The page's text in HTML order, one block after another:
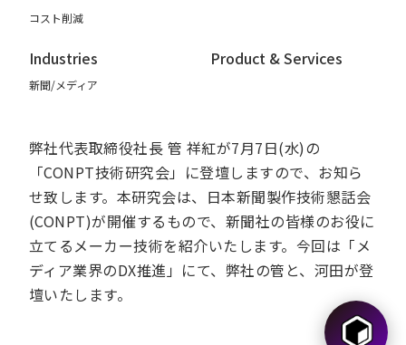
コスト削減
Industries
新聞/メディア
Product & Services
弊社代表取締役社長 管 祥紅が7月7日(水)の
「CONPT技術研究会」に登壇しますので、お知ら
せ致します。本研究会は、日本新聞製作技術懇話会
(CONPT)が開催するもので、新聞社の皆様のお役に
立てるメーカー技術を紹介いたします。今回は「メ
ディア業界のDX推進」にて、弊社の管と、河田が登
壇いたします。